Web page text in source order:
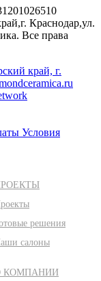
Краснодар,ул.
Все права
край, г.
Условия
решения
салоны
КОМПАНИИ